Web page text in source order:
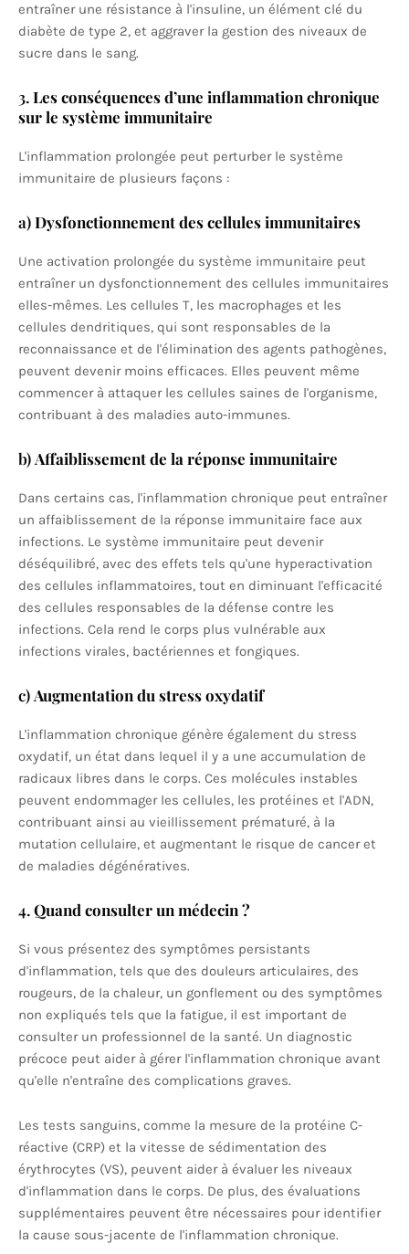
entraîner une résistance à l'insuline, un élément clé du
diabète de type 2, et aggraver la gestion des niveaux de
sucre dans le sang.
3.Les conséquences d’une inflammation chronique
sur le système immunitaire
L'inflammation prolongée peut perturber le système
immunitaire de plusieurs façons :
a)Dysfonctionnement des cellules immunitaires
Une activation prolongée du système immunitaire peut
entraîner un dysfonctionnement des cellules immunitaires
elles-mêmes. Les cellules T, les macrophages et les
cellules dendritiques, qui sont responsables de la
reconnaissance et de l'élimination des agents pathogènes,
peuvent devenir moins efficaces. Elles peuvent même
commencer à attaquer les cellules saines de l'organisme,
contribuant à des maladies auto-immunes.
b)Affaiblissement de la réponse immunitaire
Dans certains cas, l'inflammation chronique peut entraîner
un affaiblissement de la réponse immunitaire face aux
infections. Le système immunitaire peut devenir
déséquilibré, avec des effets tels qu'une hyperactivation
des cellules inflammatoires, tout en diminuant l'efficacité
des cellules responsables de la défense contre les
infections. Cela rend le corps plus vulnérable aux
infections virales, bactériennes et fongiques.
c)Augmentation du stress oxydatif
L'inflammation chronique génère également du stress
oxydatif, un état dans lequel il y a une accumulation de
radicaux libres dans le corps. Ces molécules instables
peuvent endommager les cellules, les protéines et l'ADN,
contribuant ainsi au vieillissement prématuré, à la
mutation cellulaire, et augmentant le risque de cancer et
de maladies dégénératives.
4.Quand consulter un médecin ?
Si vous présentez des symptômes persistants
d'inflammation, tels que des douleurs articulaires, des
rougeurs, de la chaleur, un gonflement ou des symptômes
non expliqués tels que la fatigue, il est important de
consulter un professionnel de la santé. Un diagnostic
précoce peut aider à gérer l'inflammation chronique avant
qu'elle n'entraîne des complications graves.
Les tests sanguins, comme la mesure de la protéine C-
réactive (CRP) et la vitesse de sédimentation des
érythrocytes (VS), peuvent aider à évaluer les niveaux
d'inflammation dans le corps. De plus, des évaluations
supplémentaires peuvent être nécessaires pour identifier
la cause sous-jacente de l'inflammation chronique.